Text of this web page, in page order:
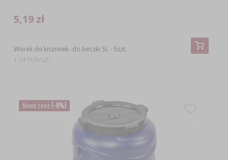
Worek do kiszonek -do beczki 5L - 5szt.
5,19 zł
1,04 PLN/szt.
Nowa cena (-8%)